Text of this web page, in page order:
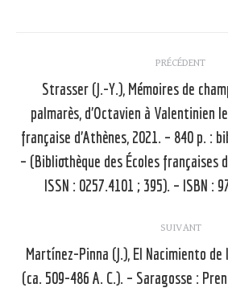
article
PRÉCÉDENT
Article
Strasser (J.-Y.), Mémoires de
palmarès, d’Octavien à Valentinien
française d’Athènes, 2021. – 840 p. :
– (Bibliothèque des Écoles françaises
ISSN : 0257.4101 ; 395). – ISBN :
SUIVANT
Martínez-Pinna (J.), El Nacimiento de
(ca. 509-486 A. C.). – Saragosse :